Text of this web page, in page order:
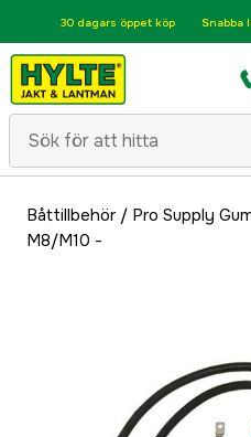
30 dagars öppet köp Snabba
Båttillbehör/ Pro Supply
M8/M10 -